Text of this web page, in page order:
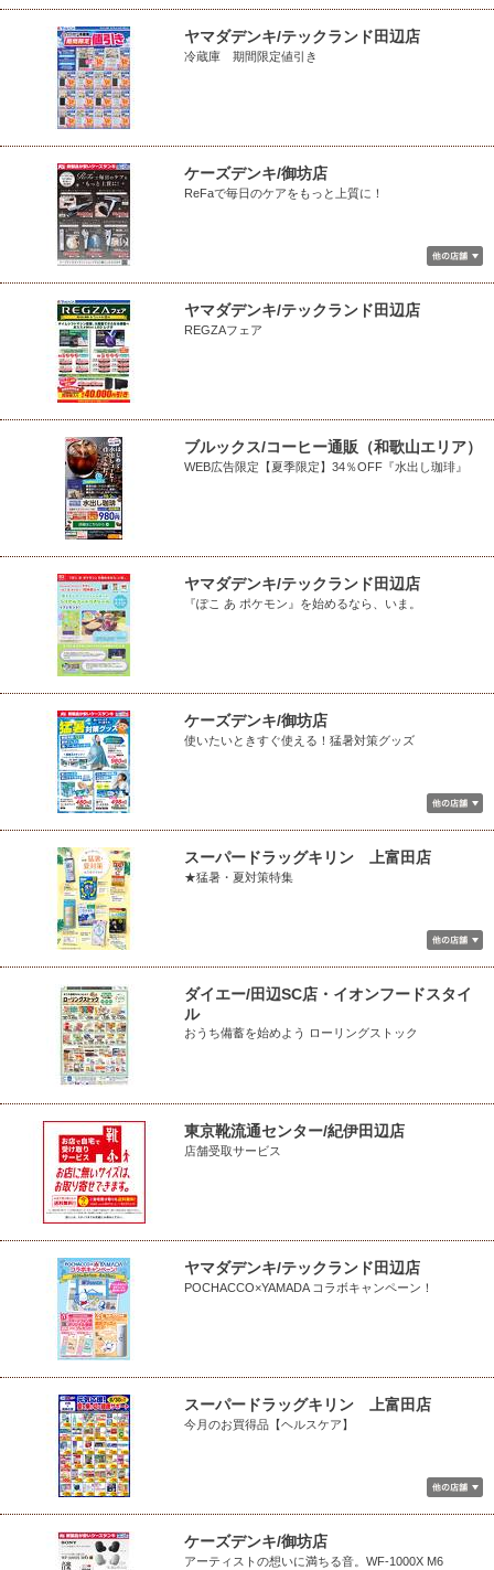
ヤマダデンキ/テックランド田辺店
冷蔵庫 期間限定値引き
ケーズデンキ/御坊店
ReFaで毎日のケアをもっと上質に！
ヤマダデンキ/テックランド田辺店
REGZAフェア
ブルックス/コーヒー通販（和歌山エリア）
WEB広告限定【夏季限定】34％OFF『水出し珈琲』
ヤマダデンキ/テックランド田辺店
『ぽこ あ ポケモン』を始めるなら、いま。
ケーズデンキ/御坊店
使いたいときすぐ使える！猛暑対策グッズ
スーパードラッグキリン 上富田店
★猛暑・夏対策特集
ダイエー/田辺SC店・イオンフードスタイ
ル
おうち備蓄を始めよう ローリングストック
東京靴流通センター/紀伊田辺店
店舗受取サービス
ヤマダデンキ/テックランド田辺店
POCHACCO×YAMADA コラボキャンペーン！
スーパードラッグキリン 上富田店
今月のお買得品【ヘルスケア】
ケーズデンキ/御坊店
アーティストの想いに満ちる音。WF-1000X M6